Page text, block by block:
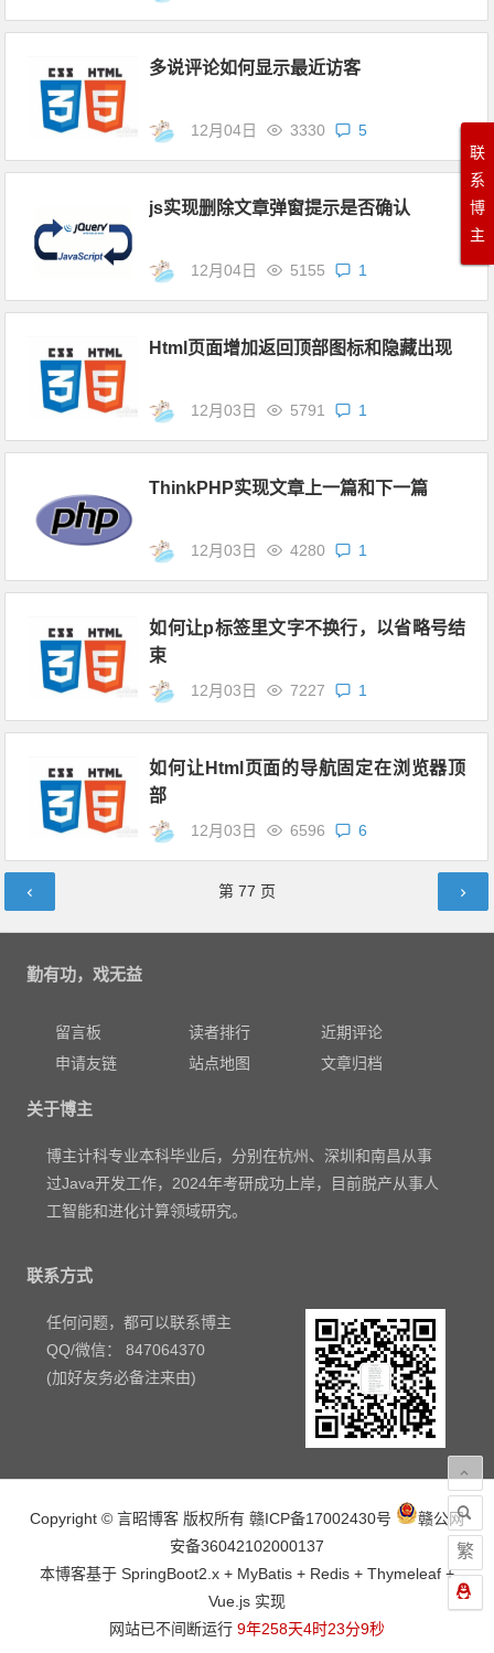
多说评论如何显示最近访客
12月04日 3330 5
js实现删除文章弹窗提示是否确认
12月04日 5155 1
Html页面增加返回顶部图标和隐藏出现
12月03日 5791 1
ThinkPHP实现文章上一篇和下一篇
12月03日 4280 1
如何让p标签里文字不换行，以省略号结
束
12月03日 7227 1
如何让Html页面的导航固定在浏览器顶
部
12月03日 6596 6
文章导航 第 77 页
勤有功，戏无益
留言板 读者排行
近期评论
申请友链
站点地图 文章归档
关于博主
博主计科专业本科毕业后，分别在杭州、深圳和南昌从事
过Java开发工作，2024年考研成功上岸，目前脱产从事人
工智能和进化计算领域研究。
联系方式
任何问题，都可以联系博主
QQ/微信： 847064370
(加好友务必备注来由)
Copyright © 言昭博客 版权所有 赣ICP备17002430号
赣公网
安备36042102000137
本博客基于 SpringBoot2.x + MyBatis + Redis + Thymeleaf +
Vue.js 实现
网站已不间断运行 9年258天4时23分9秒
繁
联
系
博
主